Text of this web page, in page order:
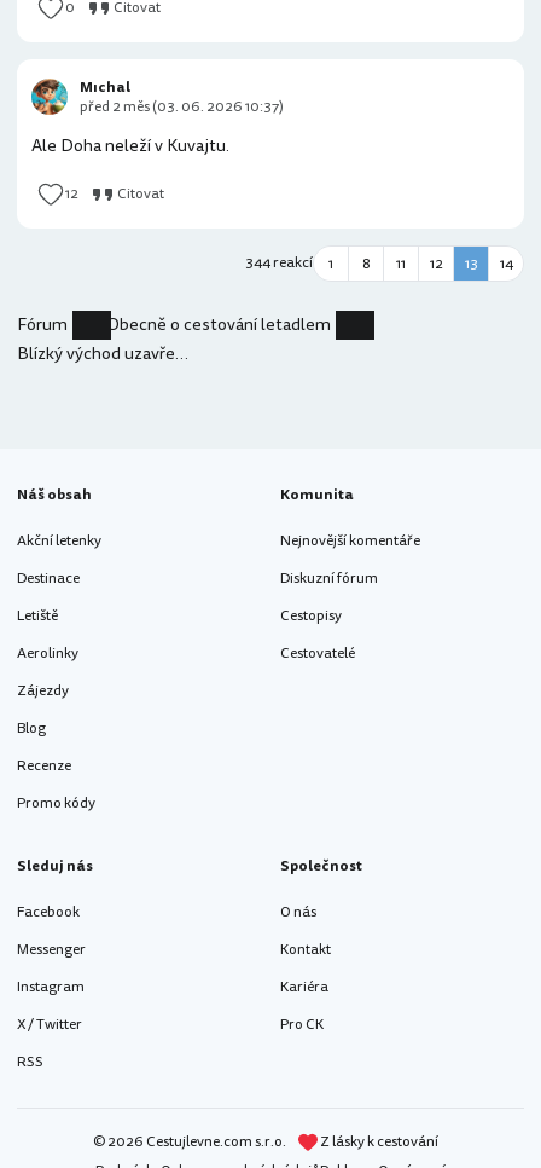
0 Citovat
Ale Doha neleží v Kuvajtu.
12 Citovat
Mıchal
před 2 měs (03. 06. 2026 10:37)
344 reakcí 1 8 11 12 13 14
Fórum
Obecně o cestování letadlem
Blízký východ uzavřený vzdušný prostor
Náš obsah
Akční letenky
Destinace
Letiště
Aerolinky
Zájezdy
Blog
Recenze
Promo kódy
Komunita
Nejnovější komentáře
Diskuzní fórum
Cestopisy
Cestovatelé
Sleduj nás
Facebook
Messenger
Instagram
X / Twitter
RSS
Společnost
O nás
Kontakt
Kariéra
Pro CK
© 2026 Cestujlevne.com s.r.o.
Z lásky k cestování